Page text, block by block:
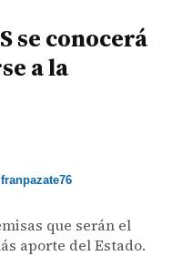
se conocerá
a la
que serán el
aporte del Estado.